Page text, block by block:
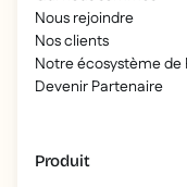
Nous rejoindre
Nos clients
Notre écosystème de
Devenir Partenaire
Produit